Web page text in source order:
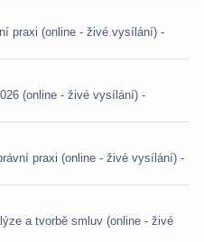
praxi (online - živé vysílání) -
(online - živé vysílání) -
praxi (online - živé vysílání) -
a tvorbě smluv (online - živé